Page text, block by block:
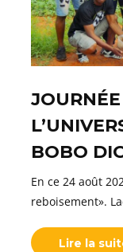
BOBO
En ce 24 août
reboisement».
Lire la